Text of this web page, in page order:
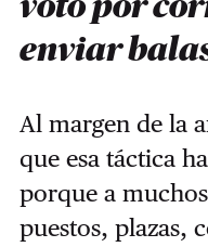
voto por
enviar
Al margen de la
que esa táctica
porque a
puestos, plazas,